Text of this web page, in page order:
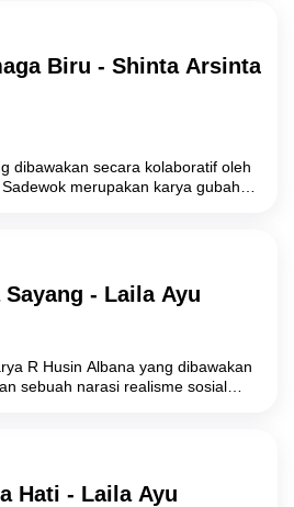
Biru - Shinta Arsinta
dibawakan secara kolaboratif oleh
merupakan karya gubahan
- Laila Ayu
R Husin Albana yang dibawakan
sebuah narasi realisme sosial
Hati - Laila Ayu